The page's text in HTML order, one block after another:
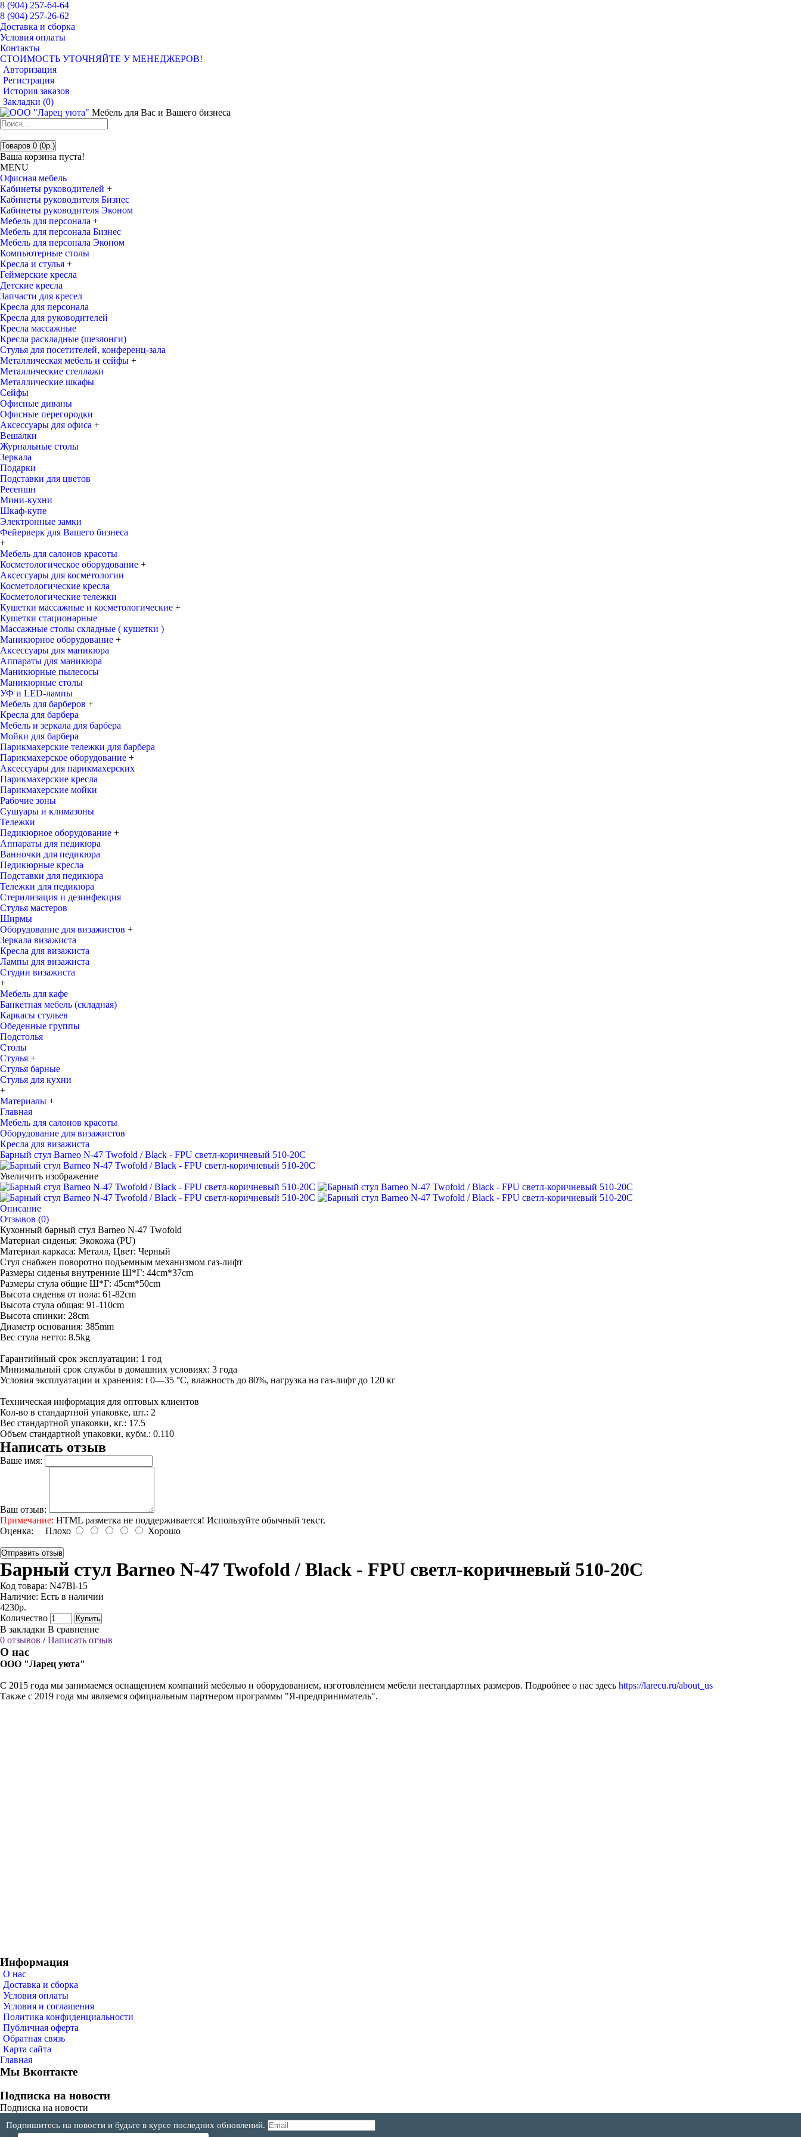
8 (904) 257-64-64
8 (904) 257-26-62
Доставка и сборка
Условия оплаты
Контакты
СТОИМОСТЬ УТОЧНЯЙТЕ У МЕНЕДЖЕРОВ!
Авторизация
Регистрация
История заказов
Закладки (0)
Мебель для Вас и Вашего бизнеса
Товаров 0 (0р.)
Ваша корзина пуста!
MENU
Офисная мебель
Кабинеты руководителей +
Кабинеты руководителя Бизнес
Кабинеты руководителя Эконом
Мебель для персонала +
Мебель для персонала Бизнес
Мебель для персонала Эконом
Компьютерные столы
Кресла и стулья +
Геймерские кресла
Детские кресла
Запчасти для кресел
Кресла для персонала
Кресла для руководителей
Кресла массажные
Кресла раскладные (шезлонги)
Стулья для посетителей, конференц-зала
Металлическая мебель и сейфы +
Металлические стеллажи
Металлические шкафы
Сейфы
Офисные диваны
Офисные перегородки
Аксессуары для офиса +
Вешалки
Журнальные столы
Зеркала
Подарки
Подставки для цветов
Ресепшн
Мини-кухни
Шкаф-купе
Электронные замки
Фейерверк для Вашего бизнеса
+
Мебель для салонов красоты
Косметологическое оборудование +
Аксессуары для косметологии
Косметологические кресла
Косметологические тележки
Кушетки массажные и косметологические +
Кушетки стационарные
Массажные столы складные ( кушетки )
Маникюрное оборудование +
Аксессуары для маникюра
Аппараты для маникюра
Маникюрные пылесосы
Маникюрные столы
УФ и LED-лампы
Мебель для барберов +
Кресла для барбера
Мебель и зеркала для барбера
Мойки для барбера
Парикмахерские тележки для барбера
Парикмахерское оборудование +
Аксессуары для парикмахерских
Парикмахерские кресла
Парикмахерские мойки
Рабочие зоны
Сушуары и климазоны
Тележки
Педикюрное оборудование +
Аппараты для педикюра
Ванночки для педикюра
Педикюрные кресла
Подставки для педикюра
Тележки для педикюра
Стерилизация и дезинфекция
Стулья мастеров
Ширмы
Оборудование для визажистов +
Зеркала визажиста
Кресла для визажиста
Лампы для визажиста
Студии визажиста
+
Мебель для кафе
Банкетная мебель (складная)
Каркасы стульев
Обеденные группы
Подстолья
Столы
Стулья +
Стулья барные
Стулья для кухни
+
Материалы +
Главная
Мебель для салонов красоты
Оборудование для визажистов
Кресла для визажиста
Барный стул Barneo N-47 Twofold / Black - FPU светл-коричневый 510-20С
Увеличить изображение
Описание
Отзывов (0)
Кухонный барный стул Barneo N-47 Twofold
Материал сиденья: Экокожа (PU)
Материал каркаса: Металл, Цвет: Черный
Стул снабжен поворотно подъемным механизмом газ-лифт
Размеры сиденья внутренние Ш*Г: 44cm*37cm
Размеры стула общие Ш*Г: 45cm*50cm
Высота сиденья от пола: 61-82cm
Высота стула общая: 91-110cm
Высота спинки: 28cm
Диаметр основания: 385mm
Вес стула нетто: 8.5kg
Гарантийный срок эксплуатации: 1 год
Минимальный срок службы в домашних условиях: 3 года
Условия эксплуатации и хранения: t 0—35 °С, влажность до 80%, нагрузка на газ-лифт до 120 кг
Техническая информация для оптовых клиентов
Кол-во в стандартной упаковке, шт.: 2
Вес стандартной упаковки, кг.: 17.5
Объем стандартной упаковки, кубм.: 0.110
Написать отзыв
Ваше имя:
Ваш отзыв:
Примечание: HTML разметка не поддерживается! Используйте обычный текст.
Оценка: Плохо Хорошо
Отправить отзыв
Барный стул Barneo N-47 Twofold / Black - FPU светл-коричневый 510-20С
Код товара: N47Bl-15
Наличие: Есть в наличии
4230р.
Количество
Купить
В закладки В сравнение
0 отзывов /Написать отзыв
О нас
ООО "Ларец уюта"
С 2015 года мы занимаемся оснащением компаний мебелью и оборудованием, изготовлением мебели нестандартных размеров. Подробнее о нас здесь https://larecu.ru/about_us
Также с 2019 года мы являемся официальным партнером программы "Я-предприниматель".
Информация
О нас
Доставка и сборка
Условия оплаты
Условия и соглашения
Политика конфиденциальности
Публичная оферта
Обратная связь
Карта сайта
Главная
Мы Вконтакте
Подписка на новости
Подписка на новости
Подпишитесь на новости и будьте в курсе последних обновлений.